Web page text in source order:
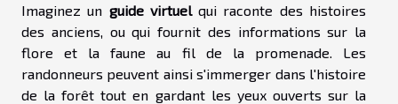
Imaginez un guide virtuelqui raconte des histoires
des anciens, ou qui fournit des informations sur la
flore et la faune au fil de la promenade. Les
randonneurs peuvent ainsi s'immerger dans l'histoire
de la forêt tout en gardant les yeux ouverts sur la